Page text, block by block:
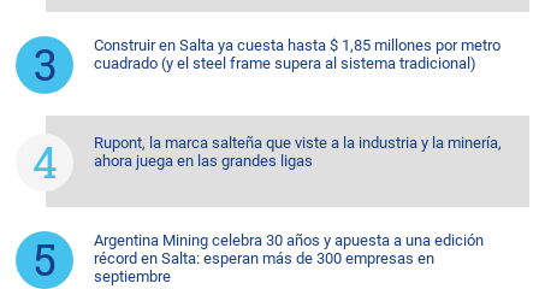
Construir en Salta ya cuesta hasta $ 1,85 millones por metro
cuadrado (y el steel frame supera al sistema tradicional)
Rupont, la marca salteña que viste a la industria y la minería,
ahora juega en las grandes ligas
Argentina Mining celebra 30 años y apuesta a una edición
récord en Salta: esperan más de 300 empresas en
septiembre